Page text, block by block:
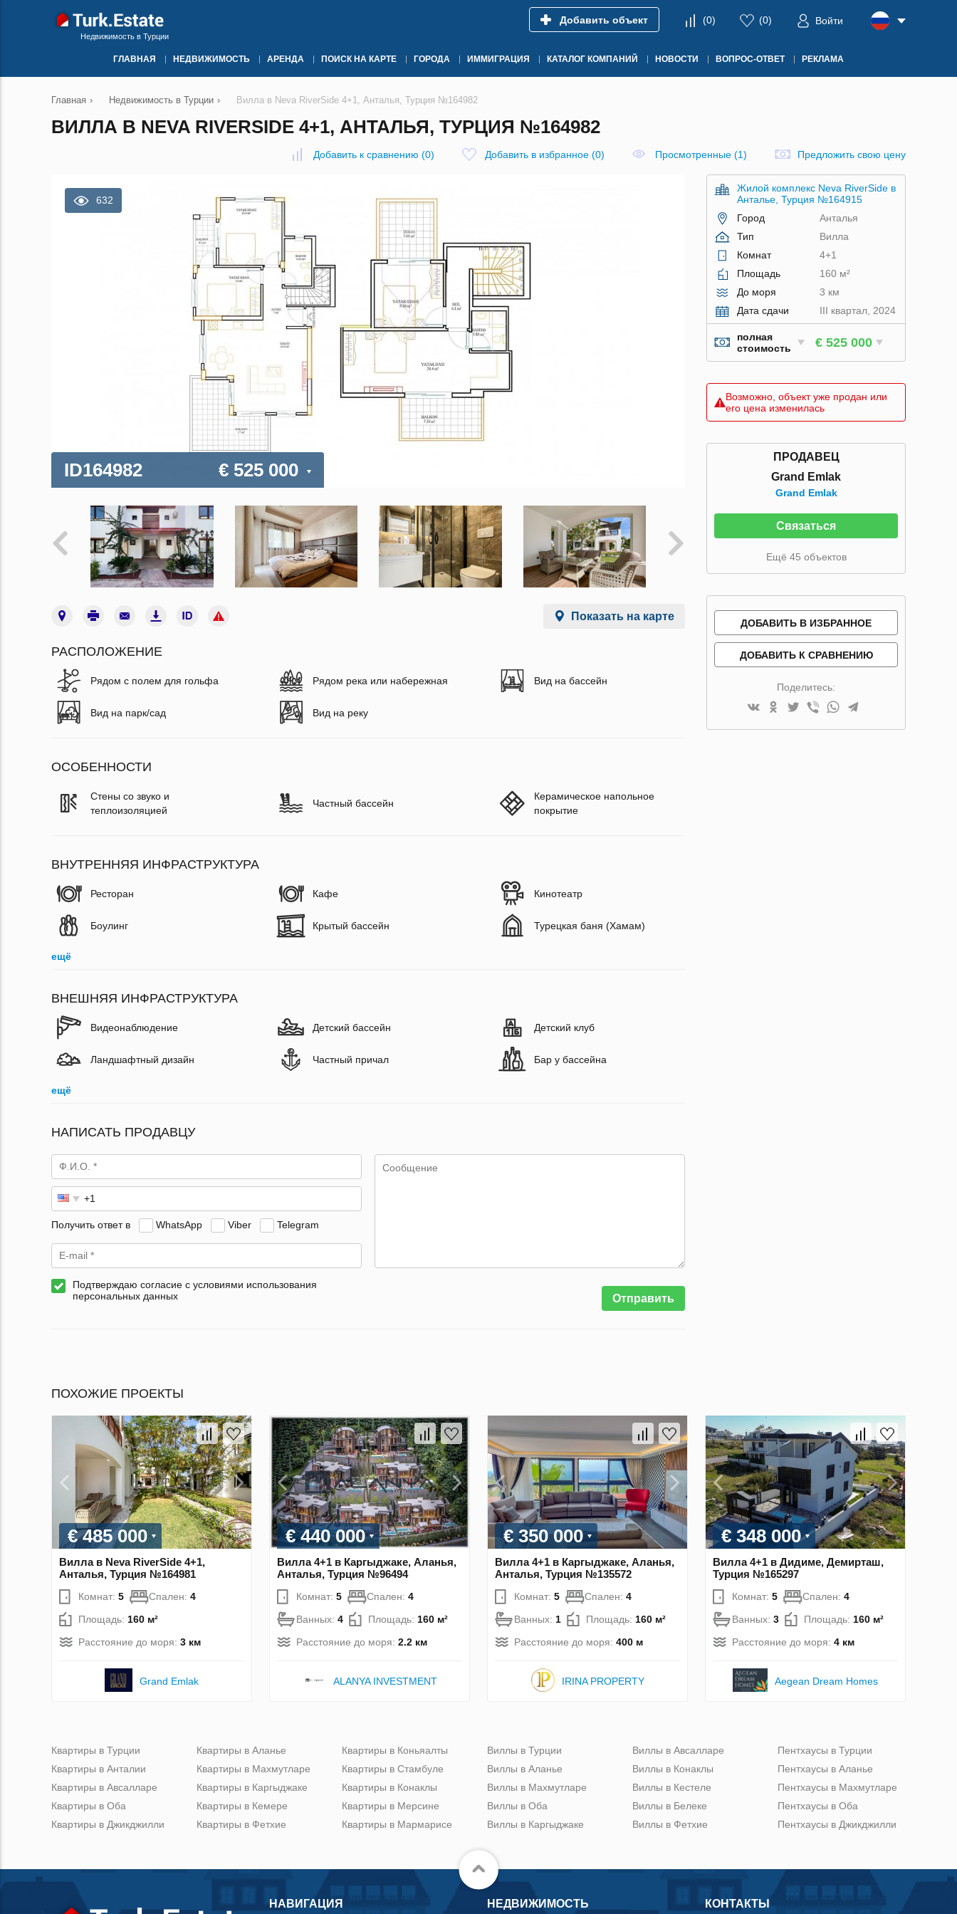
Недвижимость в Турции
Добавить объект (0) (0) Войти
ГЛАВНАЯ НЕДВИЖИМОСТЬ АРЕНДА ПОИСК НА КАРТЕ ГОРОДА ИММИГРАЦИЯ КАТАЛОГ КОМПАНИЙ НОВОСТИ ВОПРОС-ОТВЕТ РЕКЛАМА
Главная › Недвижимость в Турции › Вилла в Neva RiverSide 4+1, Анталья, Турция №164982
ВИЛЛА В NEVA RIVERSIDE 4+1, АНТАЛЬЯ, ТУРЦИЯ №164982
Добавить к сравнению (0) Добавить в избранное (0) Просмотренные (1) Предложить свою цену
632
ID164982 € 525 000
Показать на карте
РАСПОЛОЖЕНИЕ
Рядом с полем для гольфа Рядом река или набережная Вид на бассейн
Вид на парк/сад Вид на реку
ОСОБЕННОСТИ
Стены со звуко и
теплоизоляцией
Частный бассейн
Керамическое напольное
покрытие
ВНУТРЕННЯЯ ИНФРАСТРУКТУРА
Ресторан Кафе Кинотеатр
Боулинг Крытый бассейн Турецкая баня (Хамам)
ещё
ВНЕШНЯЯ ИНФРАСТРУКТУРА
Видеонаблюдение Детский бассейн Детский клуб
Ландшафтный дизайн Частный причал Бар у бассейна
ещё
НАПИСАТЬ ПРОДАВЦУ
Получить ответ в WhatsApp Viber Telegram
Подтверждаю согласие с условиями использования
персональных данных
Отправить
Жилой комплекс Neva RiverSide в
Анталье, Турция №164915
Город
Анталья
Тип
Вилла
Комнат
4+1
Площадь
160 м²
До моря
3 км
Дата сдачи
III квартал, 2024
полная
стоимость
€ 525 000
Возможно, объект уже продан или
его цена изменилась
ПРОДАВЕЦ
Grand Emlak
Grand Emlak
Связаться
Ещё 45 объектов
ДОБАВИТЬ В ИЗБРАННОЕ
ДОБАВИТЬ К СРАВНЕНИЮ
Поделитесь:
ПОХОЖИЕ ПРОЕКТЫ
€ 485 000
Вилла в Neva RiverSide 4+1,
Анталья, Турция №164981
Комнат: 5 Спален: 4
Площадь: 160 м²
Расстояние до моря: 3 км
Grand Emlak
€ 440 000
Вилла 4+1 в Каргыджаке, Аланья,
Анталья, Турция №96494
Комнат: 5 Спален: 4
Ванных: 4 Площадь: 160 м²
Расстояние до моря: 2.2 км
ALANYA INVESTMENT
€ 350 000
Вилла 4+1 в Каргыджаке, Аланья,
Анталья, Турция №135572
Комнат: 5 Спален: 4
Ванных: 1 Площадь: 160 м²
Расстояние до моря: 400 м
IRINA PROPERTY
€ 348 000
Вилла 4+1 в Дидиме, Демирташ,
Турция №165297
Комнат: 5 Спален: 4
Ванных: 3 Площадь: 160 м²
Расстояние до моря: 4 км
Aegean Dream Homes
Квартиры в Турции
Квартиры в Анталии
Квартиры в Авсалларе
Квартиры в Оба
Квартиры в Джикджилли
Квартиры в Аланье
Квартиры в Махмутларе
Квартиры в Каргыджаке
Квартиры в Кемере
Квартиры в Фетхие
Квартиры в Коньяалты
Квартиры в Стамбуле
Квартиры в Конаклы
Квартиры в Мерсине
Квартиры в Мармарисе
Виллы в Турции
Виллы в Аланье
Виллы в Махмутларе
Виллы в Оба
Виллы в Каргыджаке
Виллы в Авсалларе
Виллы в Конаклы
Виллы в Кестеле
Виллы в Белеке
Виллы в Фетхие
Пентхаусы в Турции
Пентхаусы в Аланье
Пентхаусы в Махмутларе
Пентхаусы в Оба
Пентхаусы в Джикджилли
НАВИГАЦИЯ НЕДВИЖИМОСТЬ КОНТАКТЫ